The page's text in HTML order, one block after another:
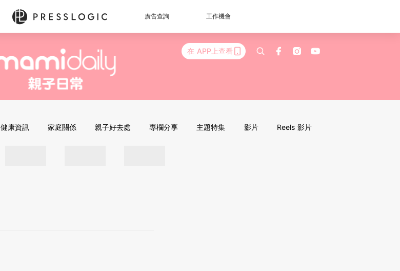
廣告查詢 工作機會
在 APP上查看
健康資訊 家庭關係 親子好去處 專欄分享 主題特集 影片 Reels 影片